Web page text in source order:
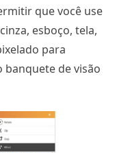
que você use
esboço, tela,
para
de visão